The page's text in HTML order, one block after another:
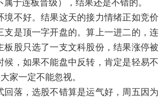
于连板晋级），结果还是不错的。
不好。结果这天的接力情绪正如竞价
是顶一字开盘的。算上一进二的，连
股只选了一支文科股份，结果涨停被
，如果不能盘中反转，肯定是轻易不
家一定不能忽视。
落，选股不错算是运气好，周五因为